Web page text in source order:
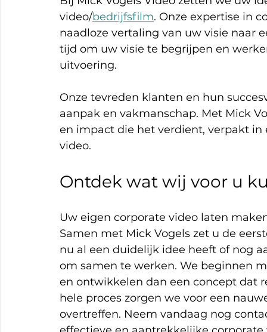
video/bedrijfsfilm. Onze expertise in
naadloze vertaling van uw visie naar
tijd om uw visie te begrijpen en
uitvoering.
Onze tevreden klanten en hun
aanpak en vakmanschap. Met Mick
en impact die het verdient, verpakt
video.
Ontdek wat wij voor u
Uw eigen corporate video laten
Samen met Mick Vogels zet u de
nu al een duidelijk idee heeft of nog
om samen te werken. We beginnen
en ontwikkelen dan een concept dat
hele proces zorgen we voor een
overtreffen. Neem vandaag nog